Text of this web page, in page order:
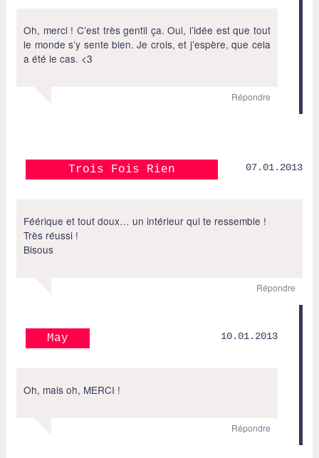
Oh, merci ! C’est très gentil ça. Oui, l’idée est que tout
le monde s’y sente bien. Je crois, et j’espère, que cela
a été le cas. <3
Répondre
Trois Fois Rien 07.01.2013
Féérique et tout doux… un intérieur qui te ressemble !
Très réussi !
Bisous
Répondre
May 10.01.2013
Oh, mais oh, MERCI !
Répondre